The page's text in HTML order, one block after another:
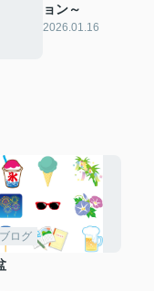
ョン～
2026.01.16
ログ